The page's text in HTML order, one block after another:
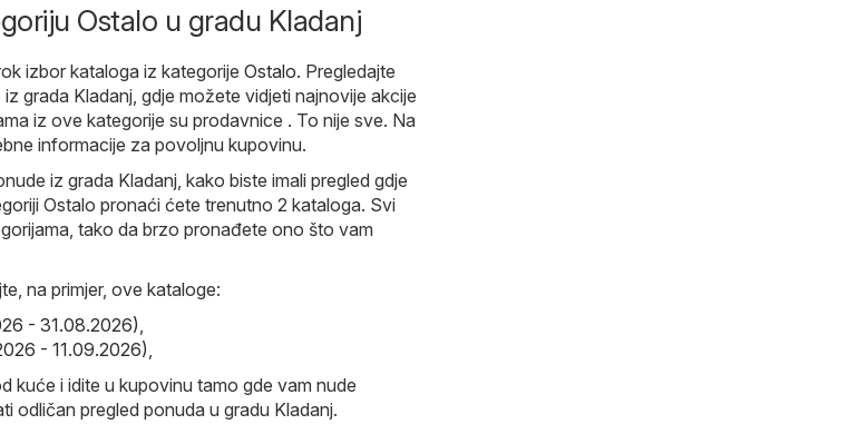
Ostalo u gradu Kladanj
izbor kataloga iz kategorije Ostalo. Pregledajte
grada Kladanj, gdje možete vidjeti najnovije akcije
iz ove kategorije su prodavnice . To nije sve. Na
informacije za povoljnu kupovinu.
iz grada Kladanj, kako biste imali pregled gdje
Ostalo pronaći ćete trenutno 2 kataloga. Svi
tako da brzo pronađete ono što vam
na primjer, ove kataloge:
- 31.08.2026),
- 11.09.2026),
kuće i idite u kupovinu tamo gde vam nude
odličan pregled ponuda u gradu Kladanj.